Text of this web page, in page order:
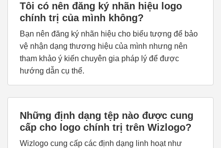
Tôi có nên đăng ký nhãn hiệu logo
chính trị của mình không?
Bạn nên đăng ký nhãn hiệu cho biểu tượng để bảo
vệ nhận dạng thương hiệu của mình nhưng nên
tham khảo ý kiến chuyên gia pháp lý để được
hướng dẫn cụ thể.
Những định dạng tệp nào được cung
cấp cho logo chính trị trên Wizlogo?
Wizlogo cung cấp các định dạng linh hoạt như